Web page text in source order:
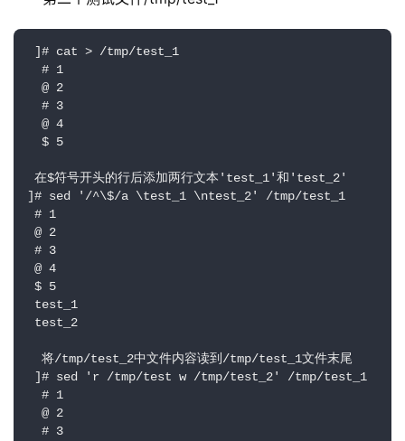
]# cat > /tmp/test_1
# 1
@ 2
# 3
@ 4
$ 5
在$符号开头的行后添加两行文本'test_1'和'test_2'
]# sed '/^\$/a \test_1 \ntest_2' /tmp/test_1
# 1
@ 2
# 3
@ 4
$ 5
test_1
test_2
将/tmp/test_2中文件内容读到/tmp/test_1文件末尾
]# sed 'r /tmp/test w /tmp/test_2' /tmp/test_1
# 1
@ 2
# 3